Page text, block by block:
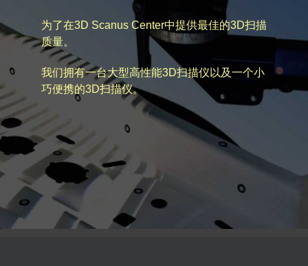
为了在3D Scanus Center中提供最佳的3D扫描
质量。
我们拥有一台大型高性能3D扫描仪以及一个小
巧便携的3D扫描仪。